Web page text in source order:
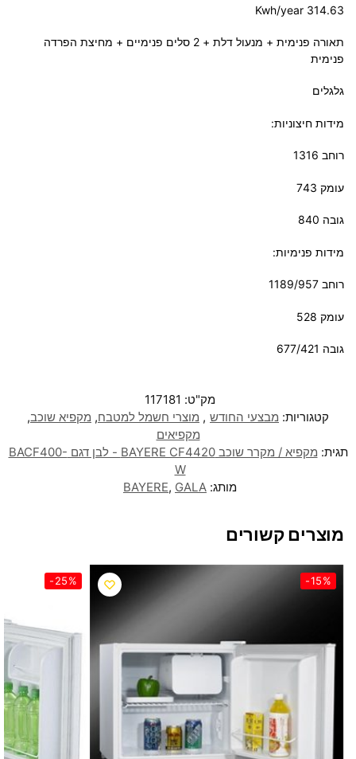
Kwh/year 314.63
תאורה פנימית + מנעול דלת + 2 סלים פנימיים + מחיצת הפרדה
פנימית
גלגלים
מידות חיצוניות:
רוחב 1316
עומק 743
גובה 840
מידות פנימיות:
רוחב 1189/957
עומק 528
גובה 677/421
מק"ט: 117181
קטגוריות: מבצעי החודש , מוצרי חשמל למטבח, מקפיא שוכב,
מקפיאים
תגית:
מקפיא / מקרר שוכב BAYERE CF4420 - לבן דגם BACF400-
W
מותג:
BAYERE, GALA
מוצרים קשורים
-15%
-25%